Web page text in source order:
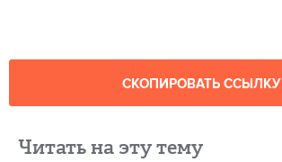
СКОПИРОВАТЬ ССЫЛКУ
Читать на эту тему